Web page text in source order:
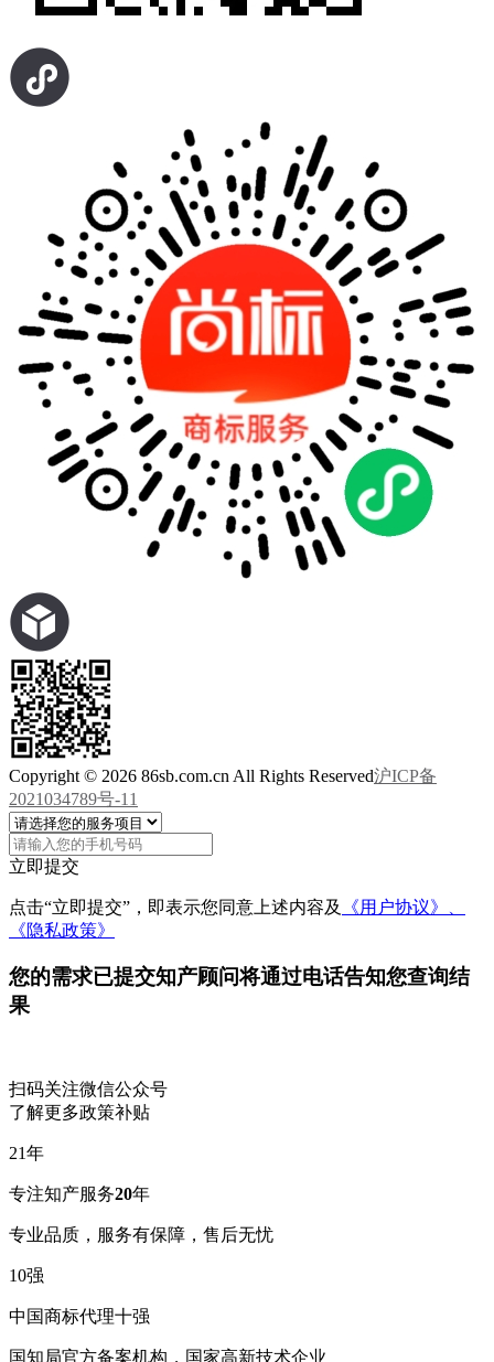
Copyright © 2026 86sb.com.cn All Rights Reserved沪ICP备
2021034789号-11
立即提交
点击“立即提交”，即表示您同意上述内容及
《用户协议》、
《隐私政策》
您的需求已提交知产顾问将通过电话告知您查询结
果
扫码关注微信公众号
了解更多政策补贴
21年
专注知产服务20年
专业品质，服务有保障，售后无忧
10强
中国商标代理十强
国知局官方备案机构，国家高新技术企业